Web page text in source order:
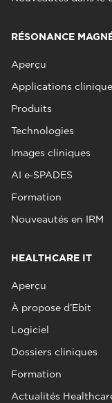
RÉSONANCE
Aperçu
Applications
Produits
Technologies
Images cliniques
AI e‑SPADES
Formation
Nouveautés en IRM
HEALTHCARE IT
Aperçu
À propose d’Ebit
Logiciel
Dossiers cliniques
Formation
Actualités